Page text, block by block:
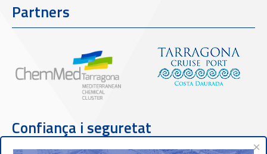
Partners
Confiança i seguretat
×